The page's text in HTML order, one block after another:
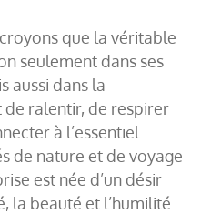
que la véritable
seulement dans ses
aussi dans la
de ralentir, de respirer
à l’essentiel.
de nature et de voyage
est née d’un désir
la beauté et l’humilité